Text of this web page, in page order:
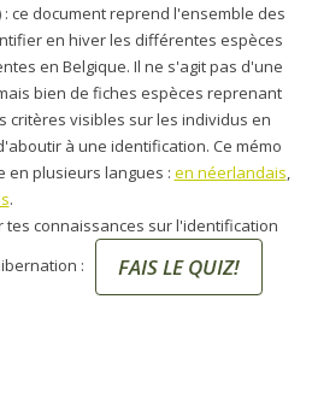
: ce document reprend l'ensemble des
en hiver les différentes espèces
en Belgique. Il ne s'agit pas d'une
bien de fiches espèces reprenant
critères visibles sur les individus en
à une identification. Ce mémo
en plusieurs langues : en néerlandais,
.
tes connaissances sur l'identification
:
FAIS LE QUIZ!